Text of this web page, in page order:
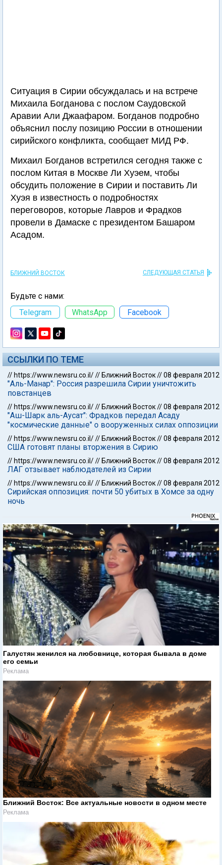
Ситуация в Сирии обсуждалась и на встрече
Михаила Богданова с послом Саудовской
Аравии Али Джаафаром. Богданов подробно
объяснил послу позицию России в отношении
сирийского конфликта, сообщает МИД РФ.
Михаил Богданов встретился сегодня также с
послом Китая в Москве Ли Хуэем, чтобы
обсудить положение в Сирии и поставить Ли
Хуэя в известность о подробностях
переговоров, которые Лавров и Фрадков
провели в Дамаске с президентом Башаром
Асадом.
БЛИЖНИЙ ВОСТОК СЛЕДУЮЩАЯ СТАТЬЯ
Будьте с нами:
Telegram
WhatsApp Facebook
ССЫЛКИ ПО ТЕМЕ
// https://www.newsru.co.il/// Ближний Восток//08 февраля 2012
"Аль-Манар": Россия разрешила Сирии уничтожить
повстанцев
// https://www.newsru.co.il/// Ближний Восток//08 февраля 2012
"Аш-Шарк аль-Аусат": Фрадков передал Асаду
"космические данные" о вооруженных силах оппозиции
// https://www.newsru.co.il/// Ближний Восток//08 февраля 2012
США готовят планы вторжения в Сирию
// https://www.newsru.co.il/// Ближний Восток//08 февраля 2012
ЛАГ отзывает наблюдателей из Сирии
// https://www.newsru.co.il/// Ближний Восток//08 февраля 2012
Сирийская оппозиция: почти 50 убитых в Хомсе за одну
ночь
Галустян женился на любовнице, которая бывала в доме
его семьи
Реклама
Ближний Восток: Все актуальные новости в одном месте
Реклама